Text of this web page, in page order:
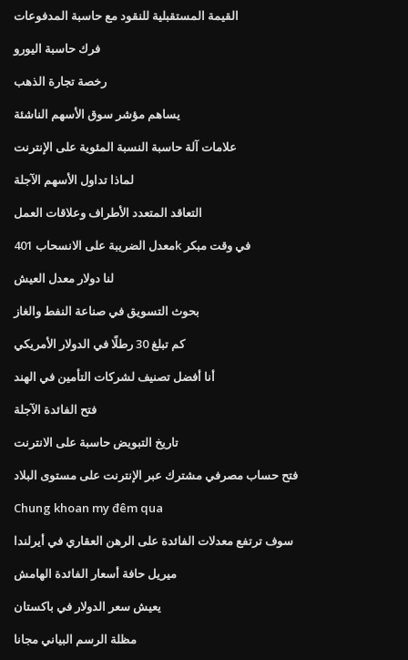
القيمة المستقبلية للنقود مع حاسبة المدفوعات
فرك حاسبة اليورو
رخصة تجارة الذهب
يساهم مؤشر سوق الأسهم الناشئة
علامات آلة حاسبة النسبة المئوية على الإنترنت
لماذا تداول الأسهم الآجلة
التعاقد المتعدد الأطراف وعلاقات العمل
معدل الضريبة على الانسحاب 401k في وقت مبكر
لنا دولار معدل العيش
بحوث التسويق في صناعة النفط والغاز
كم تبلغ 30 رطلًا في الدولار الأمريكي
أنا أفضل تصنيف لشركات التأمين في الهند
فتح الفائدة الآجلة
تاريخ التبويض حاسبة على الانترنت
فتح حساب مصرفي مشترك عبر الإنترنت على مستوى البلاد
Chung khoan my đêm qua
سوف ترتفع معدلات الفائدة على الرهن العقاري في أيرلندا
ميريل حافة أسعار الفائدة الهامش
يعيش سعر الدولار في باكستان
مظلة الرسم البياني مجانا